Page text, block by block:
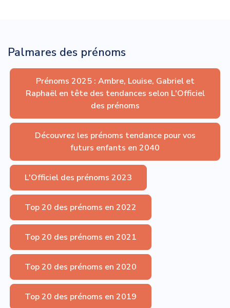
Palmares des prénoms
Prénoms 2025 : Ambre, Louise, Gabriel et
Raphaël en tête des tendances selon L'Officiel
des prénoms
Découvrez les prénoms tendance pour vos
futurs enfants en 2040
L'Officiel des prénoms 2023
Top 20 des prénoms en 2022
Top 20 des prénoms en 2021
Top 20 des prénoms en 2020
Top 20 des prénoms en 2019